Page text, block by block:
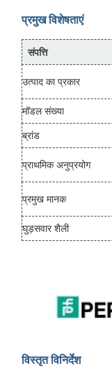
प्रमुख विशेषताएं
संपत्ति
उत्पाद का प्रकार
मॉडल संख्या
ब्रांड
प्राथमिक अनुप्रयोग
प्रमुख मानक
घुड़सवार शैली
विस्तृत विनिर्देश